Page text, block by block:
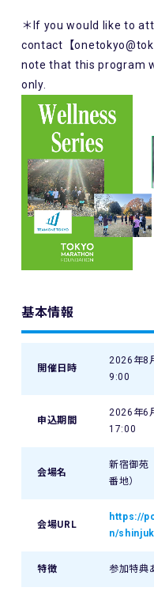
＊If you would like to
contact【
note that this program
only.
基本情報
開催日時
2026年8
9:00
申込期間
2026年6
17:00
会場名
新宿御苑
番地）
会場URL
https://
n/
特徴 参加特典